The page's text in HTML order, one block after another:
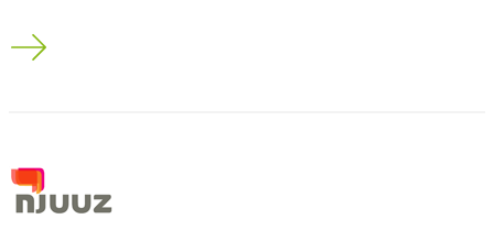
Sustainable Insights: 130 Studierende diskutieren über